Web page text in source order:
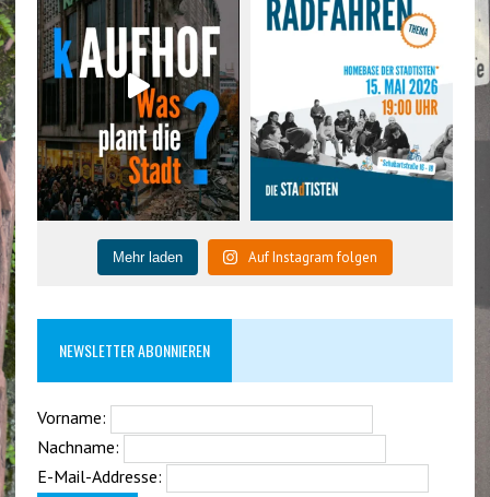
Mehr laden Auf Instagram folgen
NEWSLETTER ABONNIEREN
Vorname:
Nachname:
E-Mail-Addresse: